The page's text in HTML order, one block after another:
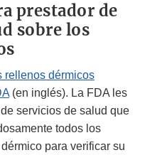
prestador de
sobre los
rellenos dérmicos
(en inglés). La FDA les
servicios de salud que
todos los
para verificar su